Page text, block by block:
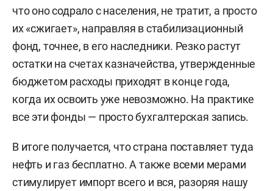
что оно содрало с населения, не тратит, а просто
их «сжигает», направляя в стабилизационный
фонд, точнее, в его наследники. Резко растут
остатки на счетах казначейства, утвержденные
бюджетом расходы приходят в конце года,
когда их освоить уже невозможно. На практике
все эти фонды — просто бухгалтерская запись.
В итоге получается, что страна поставляет туда
нефть и газ бесплатно. А также всеми мерами
стимулирует импорт всего и вся, разоряя нашу